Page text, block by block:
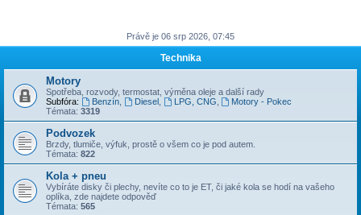
Právě je 06 srp 2026, 07:45
Technika
Motory
Spotřeba, rozvody, termostat, výměna oleje a další rady
Subfóra:
Benzín, Diesel, LPG, CNG
Motory - Pokec
Témata: 3319
Podvozek
Brzdy, tlumiče, výfuk, prostě o všem co je pod autem.
Témata: 822
Kola + pneu
Vybíráte disky či plechy, nevíte co to je ET, či jaké kola se hodí na vašeho
oplíka, zde najdete odpověď
Témata: 565